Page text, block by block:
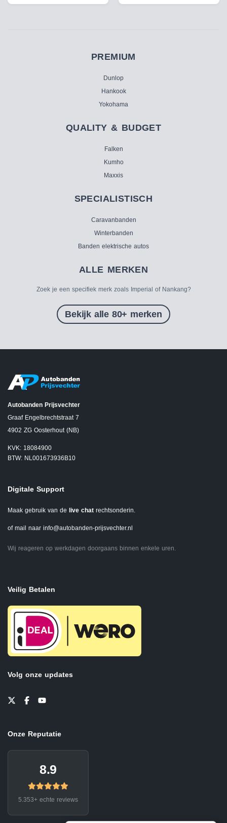
PREMIUM
Dunlop
Hankook
Yokohama
QUALITY & BUDGET
Falken
Kumho
Maxxis
SPECIALISTISCH
Caravanbanden
Winterbanden
Banden elektrische autos
ALLE MERKEN
Zoek je een specifiek merk zoals Imperial of Nankang?
Bekijk alle 80+ merken
Autobanden Prijsvechter
Graaf Engelbrechtstraat 7
4902 ZG Oosterhout (NB)
KVK: 18084900
BTW: NL001673936B10
Digitale Support
Maak gebruik van de live chat rechtsonderin.
of mail naar info@autobanden-prijsvechter.nl
Wij reageren op werkdagen doorgaans binnen enkele uren.
Veilig Betalen
Volg onze updates
Onze Reputatie
8.9
5.353+ echte reviews